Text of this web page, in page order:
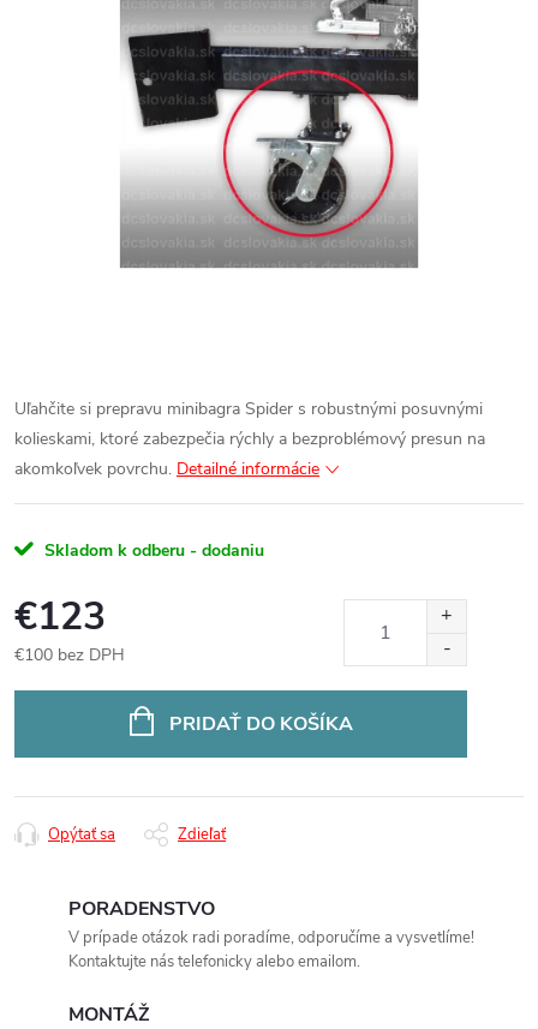
Uľahčite si prepravu minibagra Spider s robustnými posuvnými
kolieskami, ktoré zabezpečia rýchly a bezproblémový presun na
akomkoľvek povrchu. Detailné informácie
Skladom k odberu - dodaniu
€123
€100 bez DPH
PRIDAŤ DO KOŠÍKA
Opýtať sa Zdieľať
PORADENSTVO
V prípade otázok radi poradíme, odporučíme a vysvetlíme!
Kontaktujte nás telefonicky alebo emailom.
MONTÁŽ